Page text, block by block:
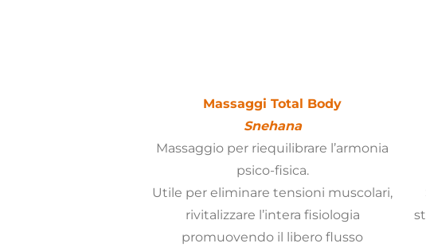
Massaggi Total Body
Snehana
Massaggio per riequilibrare l’armonia
psico-fisica.
Utile per eliminare tensioni muscolari,
rivitalizzare l’intera fisiologia
promuovendo il libero flusso